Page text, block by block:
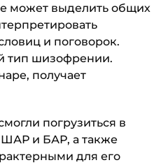
может выделить общих
и поговорок.
тип шизофрении.
получает
погрузиться в
ШАР и БАР, а также
для его